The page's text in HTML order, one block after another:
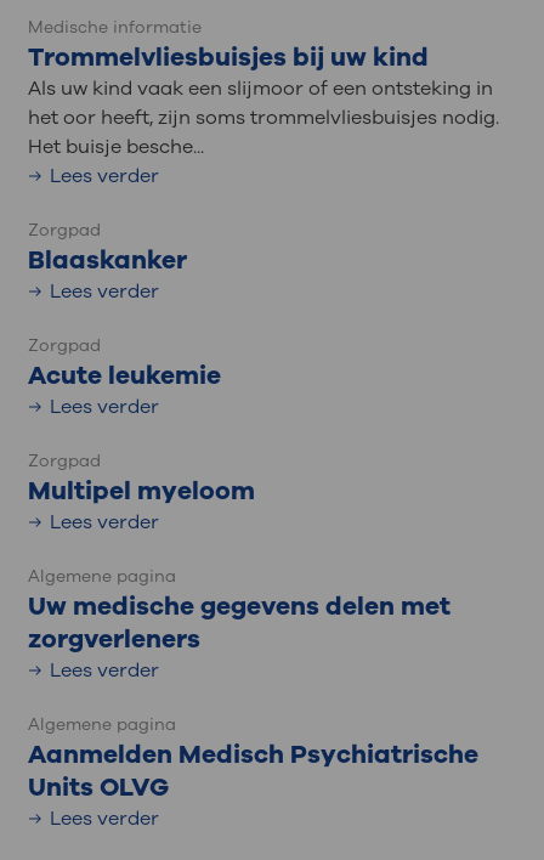
Medische informatie
Trommelvliesbuisjes bij uw kind
Als uw kind vaak een slijmoor of een ontsteking in
het oor heeft, zijn soms trommelvliesbuisjes nodig.
Het buisje besche...
Lees verder
Zorgpad
Blaaskanker
Lees verder
Zorgpad
Acute leukemie
Lees verder
Zorgpad
Multipel myeloom
Lees verder
Algemene pagina
Uw medische gegevens delen met
zorgverleners
Lees verder
Algemene pagina
Aanmelden Medisch Psychiatrische
Units OLVG
Lees verder